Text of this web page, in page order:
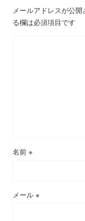
メールアドレスが公開
る欄は必須項目です
名前 ※
メール ※